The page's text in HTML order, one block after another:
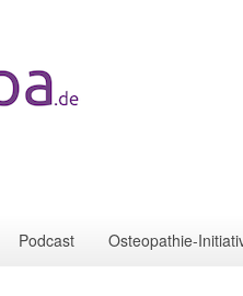
Podcast Osteopathie-